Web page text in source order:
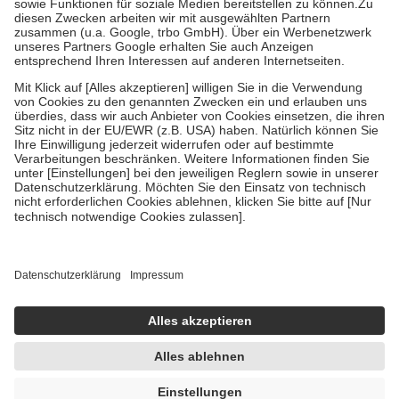
Zuzahlung zehn Prozent der Kosten sowie zehn Euro je
Verordnung.
Um das Engagement der Versicherten für ihre eigene Gesundheit zu
stärken und die besondere Stellung der Familie zu unterstützen,
fallenkeine Zuzahlungenan bei:
• Kindern und Jugendlichen bis zum vollendeten 18. Lebensjahr
mit Ausnahme der Fahrkosten
• Untersuchungen zur Vorsorge und Früherkennung, die von der
GKV getragen werden
• empfohlenen Schutzimpfungen
• Harn- und Blutteststreifen
getroffen, um sicherzustellen, dass es sich um echte Bewertungen
https://help.etrusted.com/hc/de/articles/4419944605341
Einige Bilder und Inhalte wurden unter Zuhilfenahme künstlicher